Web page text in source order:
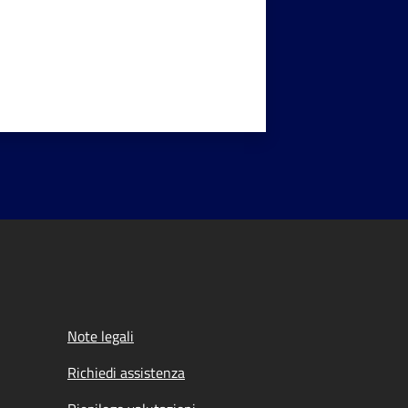
Note legali
Richiedi assistenza